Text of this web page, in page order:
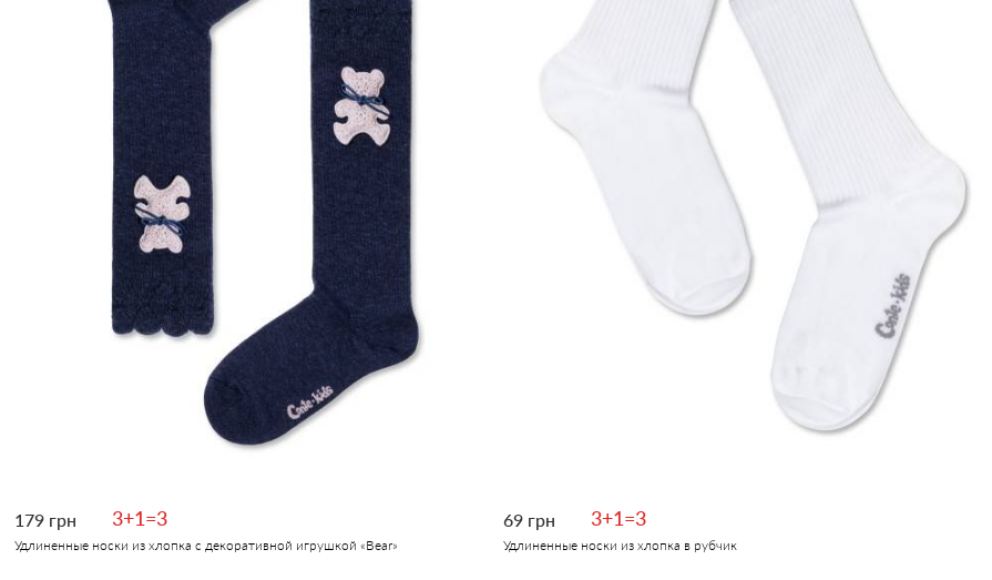
179 грн 3+1=3
Удлиненные носки из хлопка с декоративной игрушкой «Вear»
69 грн 3+1=3
Удлиненные носки из хлопка в рубчик